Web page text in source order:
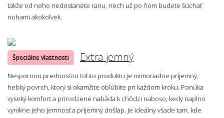
takže od neho nedostanete ranu, nech už po ňom budete šúchať
nohami akokoľvek.
Špeciálne vlastnosti Extra jemný
Nespornou prednosťou tohto produktu je mimoriadne príjemný,
hebký povrch, ktorý si okamžite obľúbite pri každom kroku. Ponúka
vysoký komfort a prirodzene nabáda k chôdzi naboso, kedy naplno
vynikne jeho jemnosť a príjemný došľap. Je ideálny všade tam, kde